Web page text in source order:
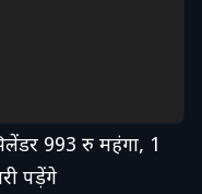
993 रु महंगा, 1
पड़ेंगे